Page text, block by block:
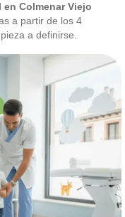
Colmenar Viejo
a partir de los 4
a definirse.